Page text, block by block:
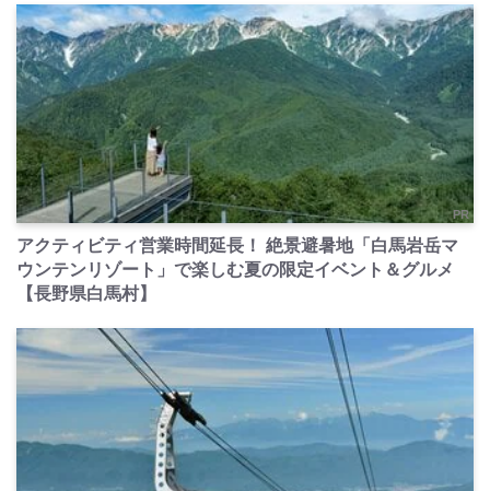
PR
アクティビティ営業時間延長！ 絶景避暑地「白馬岩岳マ
ウンテンリゾート」で楽しむ夏の限定イベント＆グルメ
【長野県白馬村】